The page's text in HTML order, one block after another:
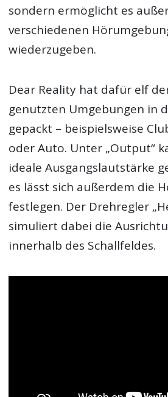
sondern ermöglicht es
verschiedenen
wiederzugeben.
Dear Reality hat dafür elf
genutzten Umgebungen in
gepackt – beispielsweise
oder Auto. Unter „Output“
ideale Ausgangslautstärke
es lässt sich außerdem die
festlegen. Der Drehregler
simuliert dabei die
innerhalb des Schallfeldes.